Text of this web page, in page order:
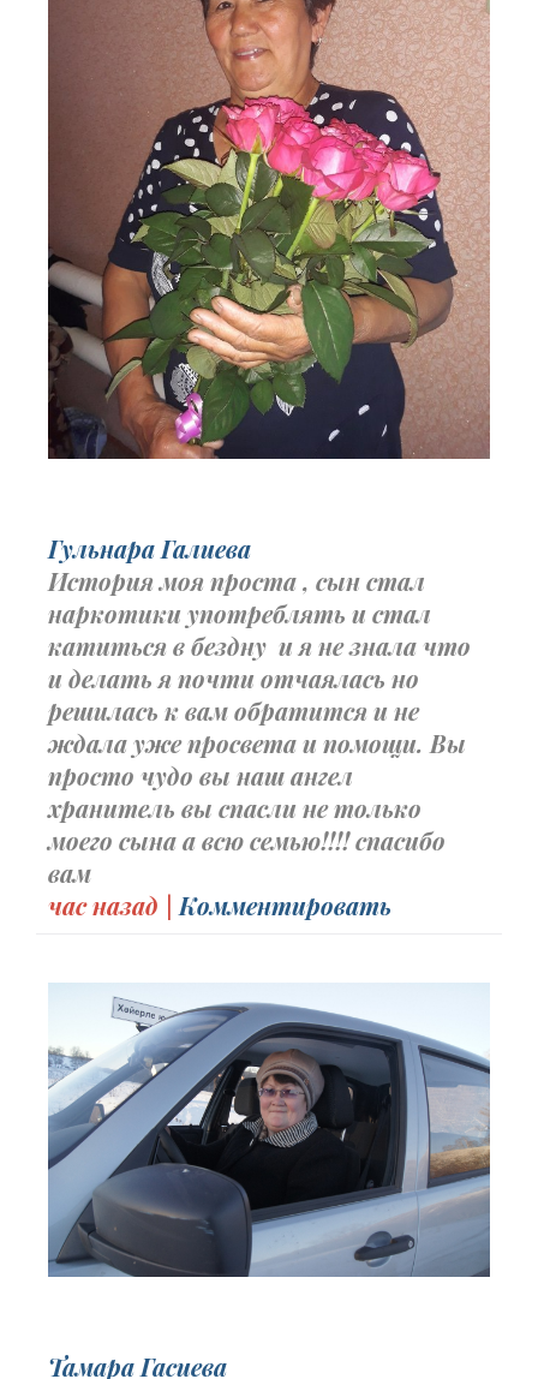
Гульнара Галиева
История моя проста , сын стал
наркотики употреблять и стал
катиться в бездну и я не знала что
и делать я почти отчаялась но
решилась к вам обратится и не
ждала уже просвета и помощи. Вы
просто чудо вы наш ангел
хранитель вы спасли не только
моего сына а всю семью!!!! спасибо
вам
час назад | Комментировать
Тамара Гасиева